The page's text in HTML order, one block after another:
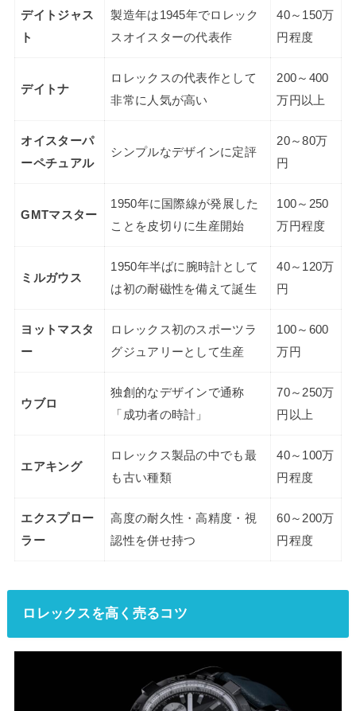
デイトジャス
ト
製造年は1945年でロレック
スオイスターの代表作
40～150万
円程度
デイトナ
ロレックスの代表作として
非常に人気が高い
200～400
万円以上
オイスターパ
ーペチュアル
シンプルなデザインに定評
20～80万
円
GMTマスター
1950年に国際線が発展した
ことを皮切りに生産開始
100～250
万円程度
ミルガウス
1950年半ばに腕時計として
は初の耐磁性を備えて誕生
40～120万
円
ヨットマスタ
ー
ロレックス初のスポーツラ
グジュアリーとして生産
100～600
万円
ウブロ
独創的なデザインで通称
「成功者の時計」
70～250万
円以上
エアキング
ロレックス製品の中でも最
も古い種類
40～100万
円程度
エクスプロー
ラー
高度の耐久性・高精度・視
認性を併せ持つ
60～200万
円程度
ロレックスを高く売るコツ